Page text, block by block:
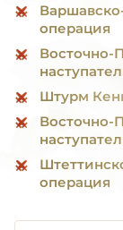
операция
Восточно-
Штурм
Восточно-
операция